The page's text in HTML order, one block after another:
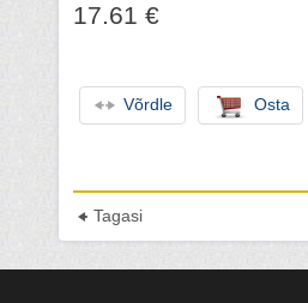
17.61 €
Võrdle Osta
Tagasi